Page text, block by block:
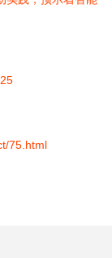
75.html